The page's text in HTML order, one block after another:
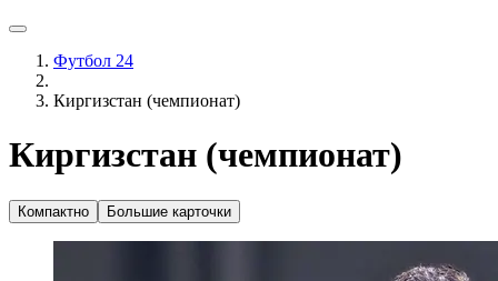
Футбол 24
Киргизстан (чемпионат)
Киргизстан (чемпионат)
Компактно Большие карточки